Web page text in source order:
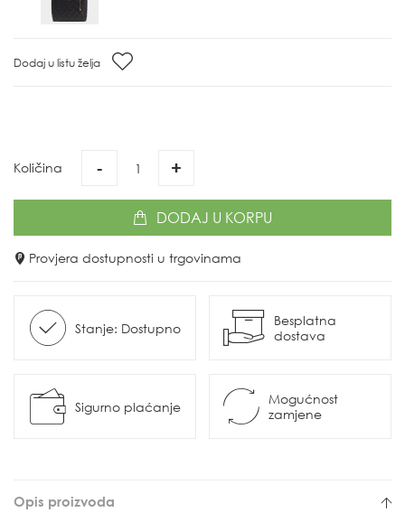
Dodaj u listu želja
Količina - +
DODAJ U KORPU
Provjera dostupnosti u trgovinama
Stanje: Dostupno
Besplatna
dostava
Sigurno plaćanje
Mogućnost
zamjene
Opis proizvoda